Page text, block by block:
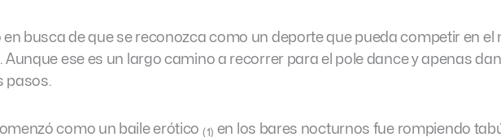
en busca de que se reconozca como un deporte que pueda competir en el
Aunque ese es un largo camino a recorrer para el pole dance y apenas
pasos.
como un baile erótico (1) en los bares nocturnos fue rompiendo